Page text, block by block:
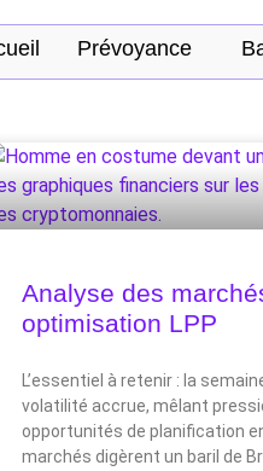
Prévoyance
Analyse des
optimisation LPP
L’essentiel à retenir : la
volatilité accrue, mêlant
opportunités de planification
marchés digèrent un baril de